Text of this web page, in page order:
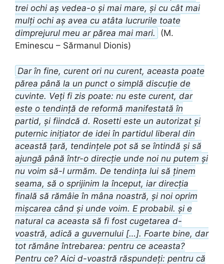
trei ochi aș vedea-o și mai mare, și cu cât mai
mulți ochi aș avea cu atâta lucrurile toate
dimprejurul meu ar părea mai mari.
(M.
Eminescu – Sărmanul Dionis)
Dar în fine, curent ori nu curent, aceasta poate
părea până la un punct o simplă discuție de
cuvinte. Veți fi zis poate: nu este curent, dar
este o tendință de reformă manifestată în
partid, și fiindcă d. Rosetti este un autorizat și
puternic inițiator de idei în partidul liberal din
această țară, tendințele pot să se întindă și să
ajungă până într-o direcție unde noi nu putem și
nu voim să-l urmăm. De tendința lui să ținem
seama, să o sprijinim la început, iar direcția
finală să rămâie în mâna noastră, și noi oprim
mișcarea când și unde voim. E probabil. și e
natural ca aceasta să fi fost cugetarea d-
voastră, adică a guvernului […]. Foarte bine, dar
tot rămâne întrebarea: pentru ce aceasta?
Pentru ce? Aici d-voastră răspundeți: pentru că